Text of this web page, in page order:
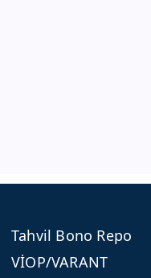
Tahvil Bono Repo
VİOP/VARANT